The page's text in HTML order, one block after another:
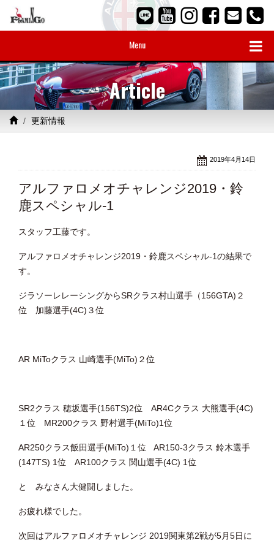
Menu
Article
更新情報
2019年4月14日
アルファロメオチャレンジ2019・鈴
鹿スペシャル-1
スタッフ工藤です。
アルファロメオチャレンジ2019・鈴鹿スペシャル-1の結果で
す。
ジラソーレレーシングからSRクラス村山選手（156GTA)２
位 加藤選手(4C)３位
AR MiToクラス 山崎選手(MiTo)２位
SR2クラス 穂坂選手(156TS)2位 AR4Cクラス 大熊選手(4C)
１位 MR200クラス 野村選手(MiTo)1位
AR250クラス飯田選手(MiTo)１位 AR150-3クラス 鈴木選手
(147TS) 1位 AR100クラス 関山選手(4C) 1位
と みなさん大健闘しました。
お疲れ様でした。
次回はアルファロメオチャレンジ 2019関東第2戦が5月5日に